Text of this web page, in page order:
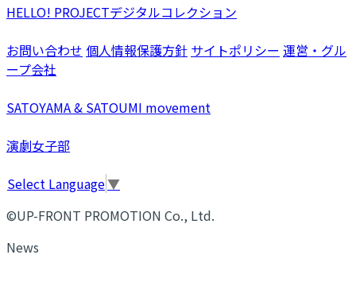
HELLO! PROJECTデジタルコレクション
お問い合わせ 個人情報保護方針 サイトポリシー 運営・グル
ープ会社
SATOYAMA & SATOUMI movement
演劇女子部
Select Language▼
©UP-FRONT PROMOTION Co., Ltd.
News